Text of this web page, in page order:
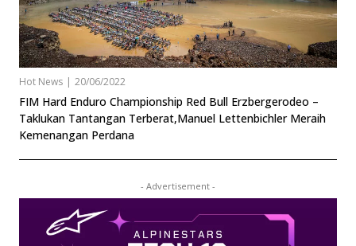
Hot News | 20/06/2022
FIM Hard Enduro Championship Red Bull Erzbergerodeo –
Taklukan Tantangan Terberat,Manuel Lettenbichler Meraih
Kemenangan Perdana
- Advertisement -